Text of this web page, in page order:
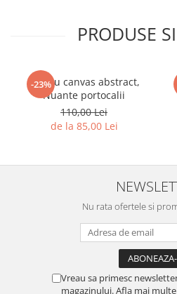
PRODUSE
-23%
Tablou canvas abstract,
Nuante portocalii
110,00 Lei
de la 85,00 Lei
Nu rata ofertele si
Vreau sa primesc
magazinului. Afla mai